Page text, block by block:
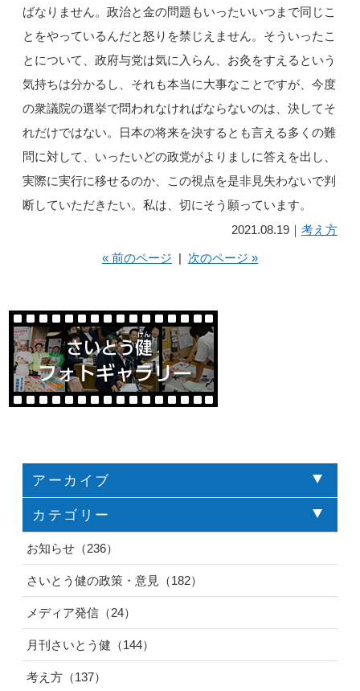
ばなりません。政治と金の問題もいったいいつまで同じこ
とをやっているんだと怒りを禁じえません。そういったこ
とについて、政府与党は気に入らん、お灸をすえるという
気持ちは分かるし、それも本当に大事なことですが、今度
の衆議院の選挙で問われなければならないのは、決してそ
れだけではない。日本の将来を決するとも言える多くの難
問に対して、いったいどの政党がよりましに答えを出し、
実際に実行に移せるのか、この視点を是非見失わないで判
断していただきたい。私は、切にそう願っています。
2021.08.19｜ 考え方
« 前のページ | 次のページ »
アーカイブ
カテゴリー
お知らせ（236）
さいとう健の政策・意見（182）
メディア発信（24）
月刊さいとう健（144）
考え方（137）